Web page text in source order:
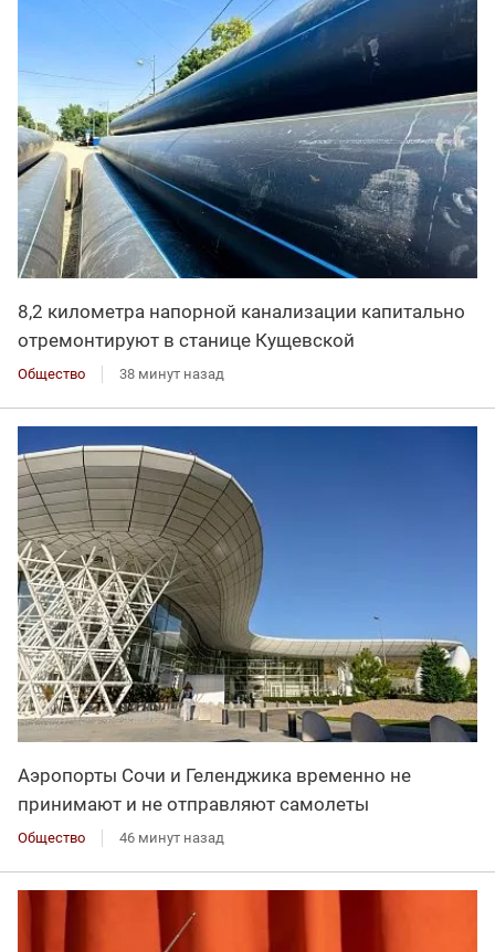
8,2 километра напорной канализации капитально
отремонтируют в станице Кущевской
Общество 38 минут назад
Аэропорты Сочи и Геленджика временно не
принимают и не отправляют самолеты
Общество 46 минут назад